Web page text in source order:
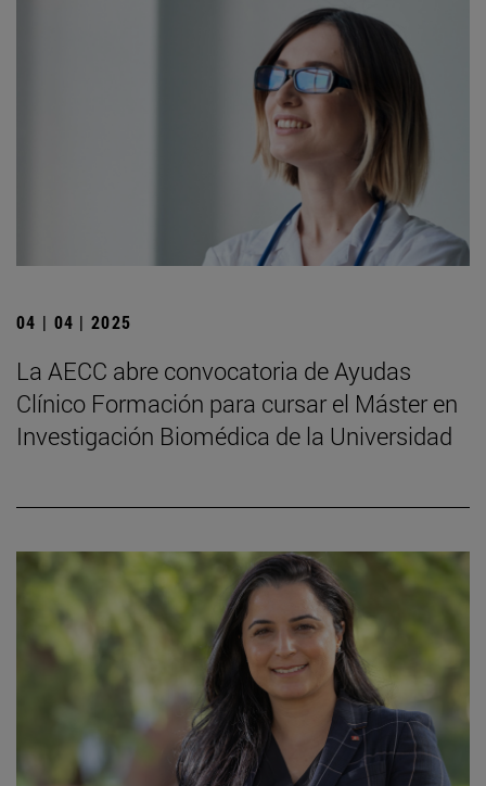
04 | 04 | 2025
La AECC abre convocatoria de Ayudas
Clínico Formación para cursar el Máster en
Investigación Biomédica de la Universidad